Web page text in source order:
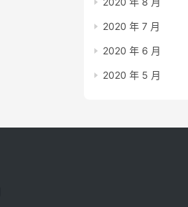
2020 年 7 月
2020 年 6 月
2020 年 5 月